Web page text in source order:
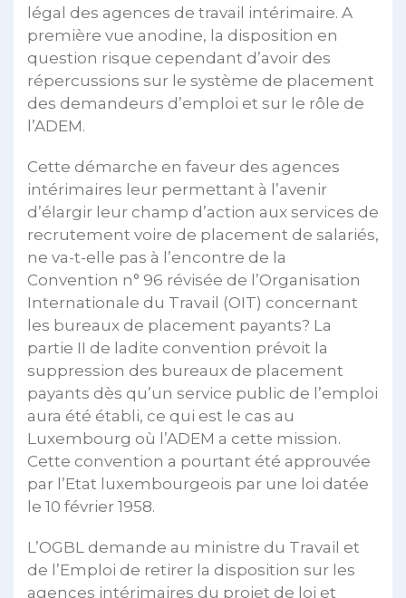
légal des agences de travail intérimaire. A
première vue anodine, la disposition en
question risque cependant d’avoir des
répercussions sur le système de placement
des demandeurs d’emploi et sur le rôle de
l’ADEM.
Cette démarche en faveur des agences
intérimaires leur permettant à l’avenir
d’élargir leur champ d’action aux services de
recrutement voire de placement de salariés,
ne va-t-elle pas à l’encontre de la
Convention n° 96 révisée de l’Organisation
Internationale du Travail (OIT) concernant
les bureaux de placement payants? La
partie II de ladite convention prévoit la
suppression des bureaux de placement
payants dès qu’un service public de l’emploi
aura été établi, ce qui est le cas au
Luxembourg où l’ADEM a cette mission.
Cette convention a pourtant été approuvée
par l’Etat luxembourgeois par une loi datée
le 10 février 1958.
L’OGBL demande au ministre du Travail et
de l’Emploi de retirer la disposition sur les
agences intérimaires du projet de loi et